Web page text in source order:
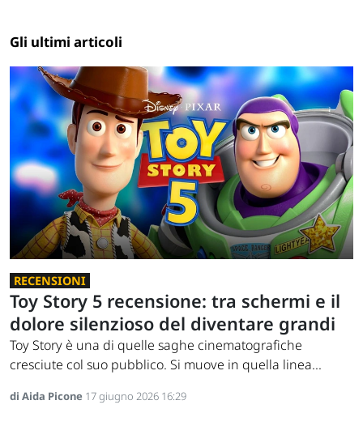
Gli ultimi articoli
RECENSIONI
Toy Story 5 recensione: tra schermi e il
dolore silenzioso del diventare grandi
Toy Story è una di quelle saghe cinematografiche
cresciute col suo pubblico. Si muove in quella linea...
di Aida Picone 17 giugno 2026 16:29